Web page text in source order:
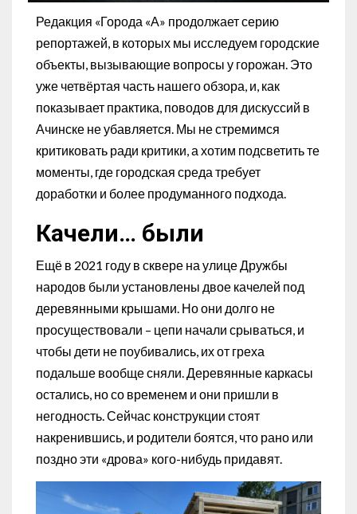
Редакция «Города «А» продолжает серию
репортажей, в которых мы исследуем городские
объекты, вызывающие вопросы у горожан. Это
уже четвёртая часть нашего обзора, и, как
показывает практика, поводов для дискуссий в
Ачинске не убавляется. Мы не стремимся
критиковать ради критики, а хотим подсветить те
моменты, где городская среда требует
доработки и более продуманного подхода.
Качели… были
Ещё в 2021 году в сквере на улице Дружбы
народов были установлены двое качелей под
деревянными крышами. Но они долго не
просуществовали – цепи начали срываться, и
чтобы дети не поубивались, их от греха
подальше вообще сняли. Деревянные каркасы
остались, но со временем и они пришли в
негодность. Сейчас конструкции стоят
накренившись, и родители боятся, что рано или
поздно эти «дрова» кого-нибудь придавят.